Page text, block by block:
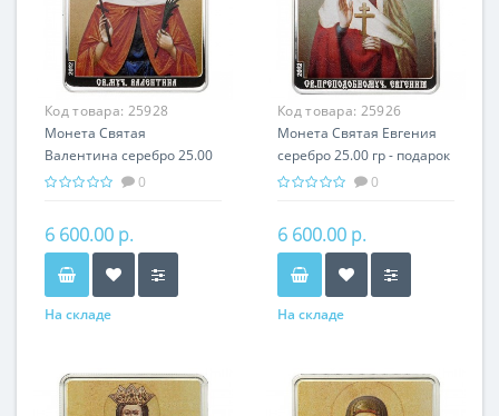
Код товара: 25928
Монета Святая
Валентина серебро 25.00
гр - подарок икона имени
0
6 600.00 р.
На складе
Код товара: 25926
Монета Святая Евгения
серебро 25.00 гр - подарок
икона имени0
6 600.00 р.
На складе